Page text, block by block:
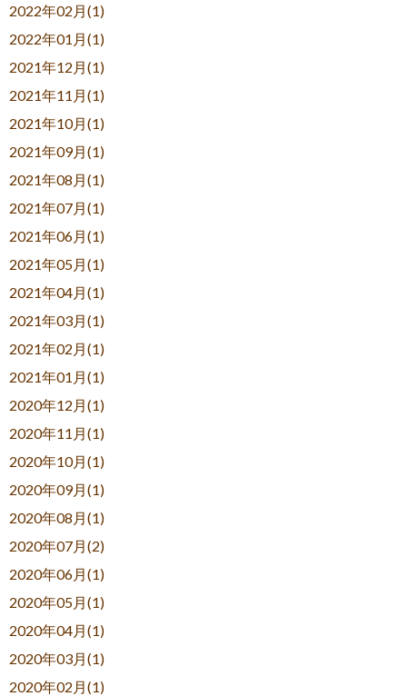
2022年02月(1)
2022年01月(1)
2021年12月(1)
2021年11月(1)
2021年10月(1)
2021年09月(1)
2021年08月(1)
2021年07月(1)
2021年06月(1)
2021年05月(1)
2021年04月(1)
2021年03月(1)
2021年02月(1)
2021年01月(1)
2020年12月(1)
2020年11月(1)
2020年10月(1)
2020年09月(1)
2020年08月(1)
2020年07月(2)
2020年06月(1)
2020年05月(1)
2020年04月(1)
2020年03月(1)
2020年02月(1)